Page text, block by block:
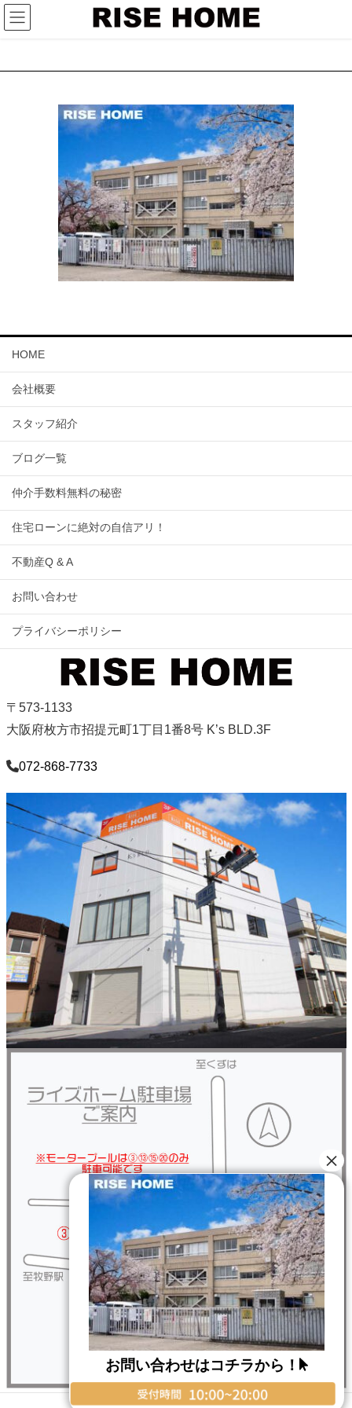
HOME
会社概要
スタッフ紹介
ブログ一覧
仲介手数料無料の秘密
住宅ローンに絶対の自信アリ！
不動産Q & A
お問い合わせ
プライバシーポリシー
〒573-1133
大阪府枚方市招提元町1丁目1番8号 K’s BLD.3F
072-868-7733
Copyright © RISE HOME All Rights Reserved.
お問い合わせはコチラから！